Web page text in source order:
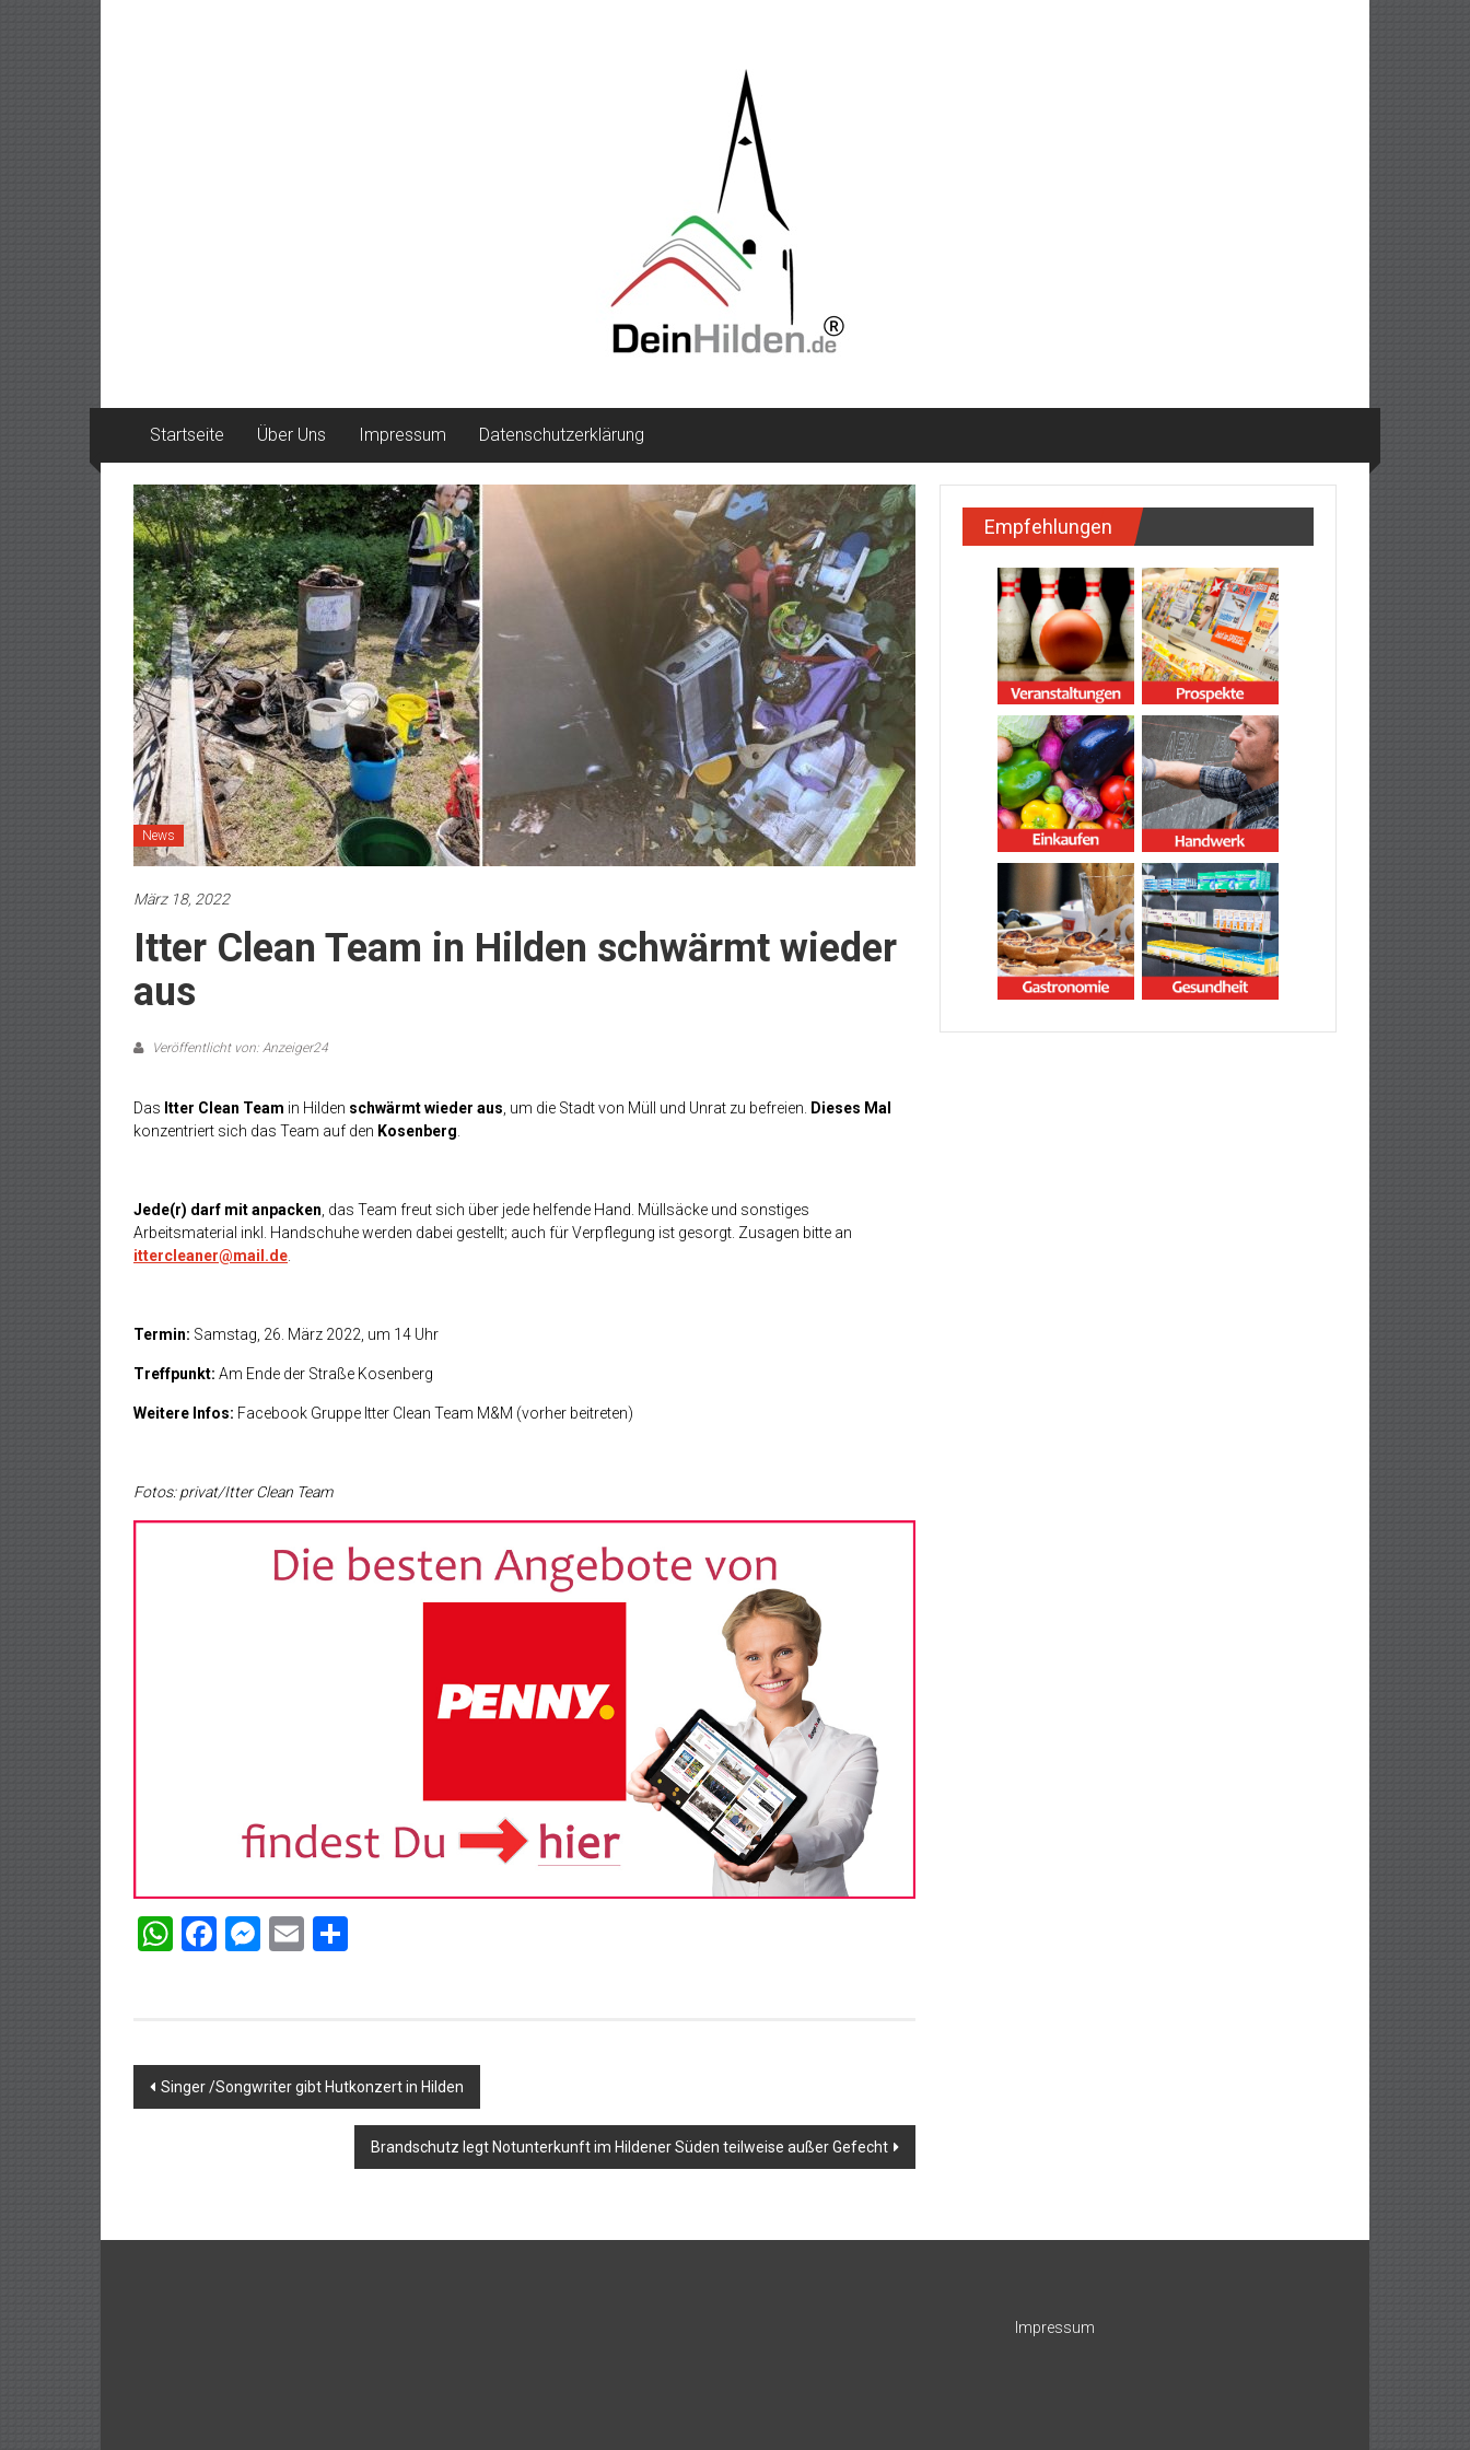
Startseite Über Uns Impressum Datenschutzerklärung
News
März 18, 2022
Itter Clean Team in Hilden schwärmt wieder
aus
Veröffentlicht von: Anzeiger24
Das Itter Clean Team in Hilden schwärmt wieder aus , um die Stadt von Müll und Unrat zu befreien.
Dieses Mal
konzentriert sich das Team auf den Kosenberg
Jede(r) darf mit anpacken , das Team freut sich über jede helfende Hand. Müllsäcke und sonstiges
Arbeitsmaterial inkl. Handschuhe werden dabei gestellt; auch für Verpflegung ist gesorgt. Zusagen bitte an
ittercleaner@mail.de
Termin: Samstag, 26. März 2022, um 14 Uhr
Treffpunkt: Am Ende der Straße Kosenberg
Weitere Infos: Facebook Gruppe Itter Clean Team M&M (vorher beitreten)
Fotos: privat/Itter Clean Team
WhatsApp
Facebook
Messenger
Email
Beitragsnavigation
Singer /Songwriter gibt Hutkonzert in Hilden
Brandschutz legt Notunterkunft im Hildener Süden teilweise außer Gefecht
Empfehlungen
Impressum